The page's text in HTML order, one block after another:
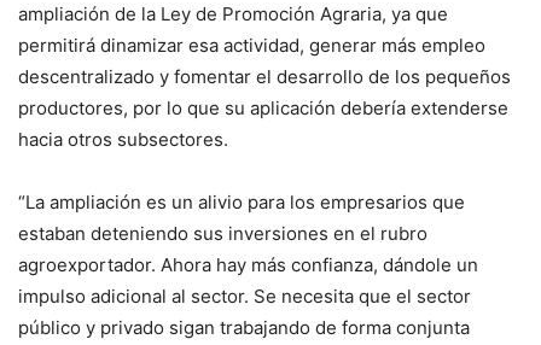
ampliación de la Ley de Promoción Agraria, ya que
permitirá dinamizar esa actividad, generar más empleo
descentralizado y fomentar el desarrollo de los pequeños
productores, por lo que su aplicación debería extenderse
hacia otros subsectores.
“La ampliación es un alivio para los empresarios que
estaban deteniendo sus inversiones en el rubro
agroexportador. Ahora hay más confianza, dándole un
impulso adicional al sector. Se necesita que el sector
público y privado sigan trabajando de forma conjunta